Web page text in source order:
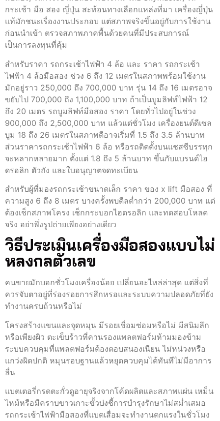
กระเช้า มือ สอง ญี่ปุ่น สะท้อนทางเลือกแหล่งที่มา เครื่องญี่ปุ่น
แท้มักชนะเรื่องงานประกอบ แต่สภาพจริงขึ้นอยู่กับการใช้งาน
ก่อนนำเข้า ตรวจสภาพภาคพื้นด้วยคนที่มีประสบการณ์
เป็นการลงทุนที่คุ้ม
สำหรับราคา รถกระเช้าไฟฟ้า 4 ล้อ และ ราคา รถกระเช้า
ไฟฟ้า 4 ล้อมือสอง ช่วง 6 ถึง 12 เมตรในสภาพพร้อมใช้งาน
มักอยู่ราว 250,000 ถึง 700,000 บาท รุ่น 14 ถึง 16 เมตรอาจ
ขยับไป 700,000 ถึง 1,100,000 บาท ถ้าเป็นบูมลิฟท์ไฟฟ้า 12
ถึง 20 เมตร รถบูมลิฟท์มือสอง ราคา โดยทั่วไปอยู่ในช่วง
900,000 ถึง 2,500,000 บาท แล้วแต่ชั่วโมง เครื่องยนต์ดีเซล
บูม 18 ถึง 26 เมตรในสภาพดีอาจเริ่มที่ 1.5 ถึง 3.5 ล้านบาท
ส่วนราคารถกระเช้าไฟฟ้า 6 ล้อ หรือรถติดตั้งบนแชสซีบรรทุก
จะหลากหลายมาก ตั้งแต่ 1.8 ถึง 5 ล้านบาท ขึ้นกับแบรนด์ไฮ
ดรอลิก ตัวถัง และใบอนุญาตจดทะเบียน
สำหรับผู้ที่มองรถกระเช้าขนาดเล็ก ราคา ของ x lift มือสอง ที่
ความสูง 6 ถึง 8 เมตร บางครั้งพบดีลต่ำกว่า 200,000 บาท แต่
ต้องเช็กสภาพโครง เช็กกระบอกไฮดรอลิก และทดสอบโหลด
จริง อย่าพึ่งรูปถ่ายเพียงอย่างเดียว
วิธีประเมินเครื่องมือสองแบบไม่
หลงกลตัวเลข
คนขายมักบอกชั่วโมงเครื่องน้อย เปลี่ยนอะไหล่ล่าสุด แต่สิ่งที่
ควรจับตาอยู่ที่ร่องรอยการสึกหรอและระบบความปลอดภัยที่ยัง
ทำงานครบถ้วนหรือไม่
โครงสร้างแขนและจุดหมุน มีรอยเชื่อมซ่อมหรือไม่ มีสนิมลึก
หรือเพียงผิว ตะเข็บร้าวที่คานรองแพลตฟอร์มห้ามมองข้าม
ระบบควบคุมที่แพลตฟอร์มต้องตอบสนองเนียน ไม่หน่วงหรือ
แกว่งผิดปกติ หมุนรอบฐานแล้วหยุดควบคุมได้ทันทีไม่มีอาการ
ลื่น
แบตเตอรี่กรดตะกั่วดูอายุจริงจากโค้ดผลิตและสภาพแผ่น เหม็น
ไหม้หรือมีคราบขาวเกาะขั้วบ่งชี้การบำรุงรักษาไม่สม่ำเสมอ
รถกระเช้าไฟฟ้ามือสองที่แบตเสื่อมจะทำงานตกแรงในชั่วโมง